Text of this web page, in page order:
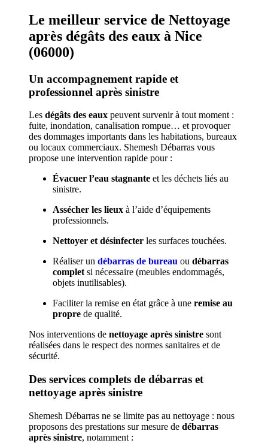
Le meilleur service de Nettoyage
après dégâts des eaux à Nice
(06000)
Un accompagnement rapide et
professionnel après sinistre
Les dégâts des eaux peuvent survenir à tout moment :
fuite, inondation, canalisation rompue… et provoquer
des dommages importants dans les habitations, bureaux
ou locaux commerciaux. Shemesh Débarras vous
propose une intervention rapide pour :
Évacuer l’eau stagnante et les déchets liés au
sinistre.
Assécher les lieux à l’aide d’équipements
professionnels.
Nettoyer et désinfecter les surfaces touchées.
Réaliser un débarras de bureau ou débarras
complet si nécessaire (meubles endommagés,
objets inutilisables).
Faciliter la remise en état grâce à une remise au
propre de qualité.
Nos interventions de nettoyage après sinistre sont
réalisées dans le respect des normes sanitaires et de
sécurité.
Des services complets de débarras et
nettoyage après sinistre
Shemesh Débarras ne se limite pas au nettoyage : nous
proposons des prestations sur mesure de débarras
après sinistre, notamment :